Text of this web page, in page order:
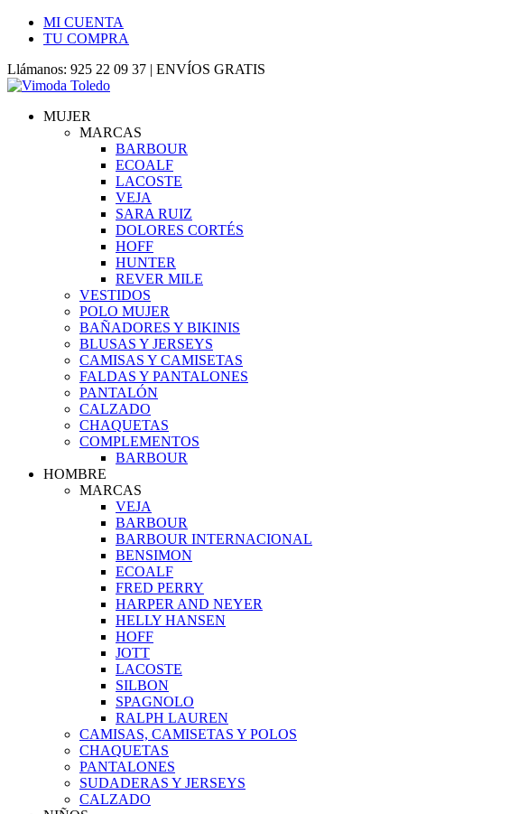
MI CUENTA
TU COMPRA
Llámanos: 925 22 09 37 | ENVÍOS GRATIS
MUJER
MARCAS
BARBOUR
ECOALF
LACOSTE
VEJA
SARA RUIZ
DOLORES CORTÉS
HOFF
HUNTER
REVER MILE
VESTIDOS
POLO MUJER
BAÑADORES Y BIKINIS
BLUSAS Y JERSEYS
CAMISAS Y CAMISETAS
FALDAS Y PANTALONES
PANTALÓN
CALZADO
CHAQUETAS
COMPLEMENTOS
BARBOUR
HOMBRE
MARCAS
VEJA
BARBOUR
BARBOUR INTERNACIONAL
BENSIMON
ECOALF
FRED PERRY
HARPER AND NEYER
HELLY HANSEN
HOFF
JOTT
LACOSTE
SILBON
SPAGNOLO
RALPH LAUREN
CAMISAS, CAMISETAS Y POLOS
CHAQUETAS
PANTALONES
SUDADERAS Y JERSEYS
CALZADO